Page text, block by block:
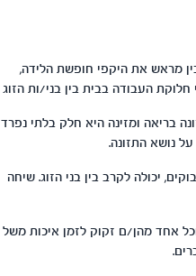
מראש את היקפי חופשת הלידה,
העבודה בבית בין בני/ות הזוג
בריאה ומזינה היא חלק בלתי נפרד
נושא התזונה.
יכולה לקרב בין בני הזוג. שיחה
אחד מהן/ם זקוק לזמן איכות משל